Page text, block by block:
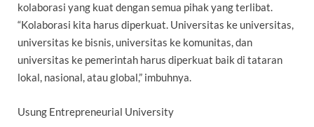
kolaborasi yang kuat dengan semua pihak yang terlibat.
“Kolaborasi kita harus diperkuat. Universitas ke universitas,
universitas ke bisnis, universitas ke komunitas, dan
universitas ke pemerintah harus diperkuat baik di tataran
lokal, nasional, atau global,” imbuhnya.
Usung Entrepreneurial University